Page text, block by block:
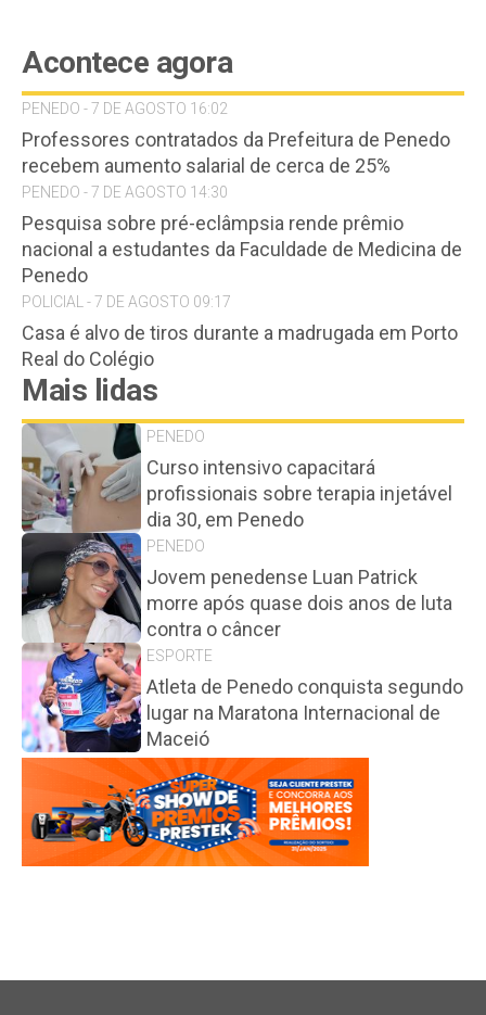
Acontece agora
PENEDO - 7 DE AGOSTO 16:02
Professores contratados da Prefeitura de Penedo
recebem aumento salarial de cerca de 25%
PENEDO - 7 DE AGOSTO 14:30
Pesquisa sobre pré-eclâmpsia rende prêmio
nacional a estudantes da Faculdade de Medicina de
Penedo
POLICIAL - 7 DE AGOSTO 09:17
Casa é alvo de tiros durante a madrugada em Porto
Real do Colégio
Mais lidas
PENEDO
Curso intensivo capacitará
profissionais sobre terapia injetável
dia 30, em Penedo
PENEDO
Jovem penedense Luan Patrick
morre após quase dois anos de luta
contra o câncer
ESPORTE
Atleta de Penedo conquista segundo
lugar na Maratona Internacional de
Maceió